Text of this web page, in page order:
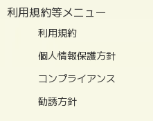
利用規約等メニュー
利用規約
個人情報保護方針
コンプライアンス
勧誘方針